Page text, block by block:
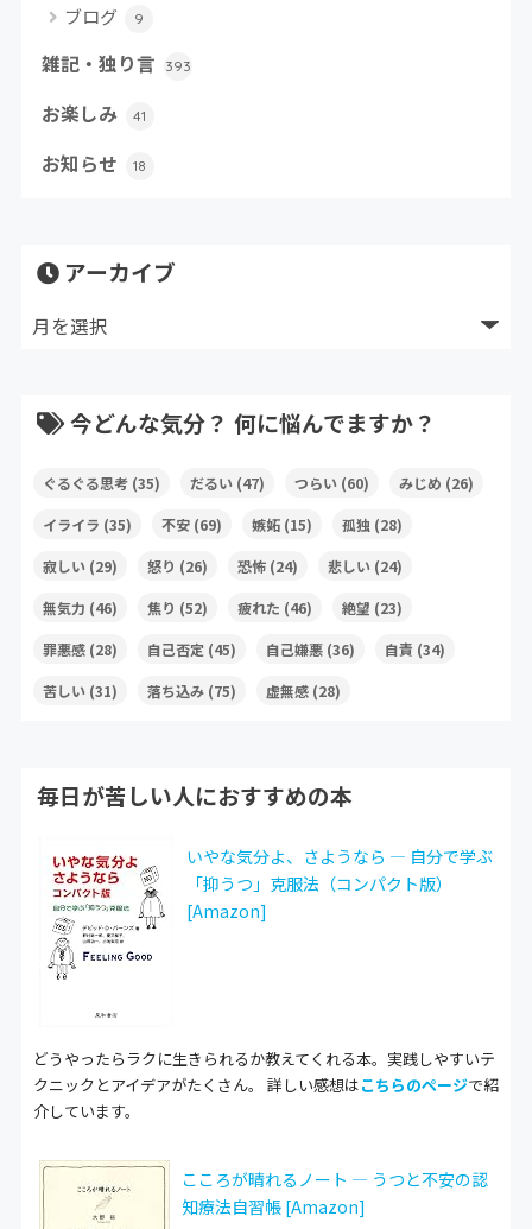
ブログ 9
雑記・独り言 393
お楽しみ 41
お知らせ 18
アーカイブ
今どんな気分？ 何に悩んでますか？
ぐるぐる思考(35) だるい(47) つらい(60) みじめ (26)
イライラ (35) 不安(69) 嫉妬(15) 孤独(28)
寂しい(29) 怒り (26) 恐怖(24) 悲しい(24)
無気力 (46) 焦り (52) 疲れた (46) 絶望 (23)
罪悪感(28) 自己否定(45) 自己嫌悪(36) 自責 (34)
苦しい(31) 落ち込み(75) 虚無感(28)
毎日が苦しい人におすすめの本
いやな気分よ、さようなら ― 自分で学ぶ
「抑うつ」克服法（コンパクト版）
[Amazon]
どうやったらラクに生きられるか教えてくれる本。実践しやすいテ
クニックとアイデアがたくさん。 詳しい感想はこちらのページで紹
介しています。
こころが晴れるノート ― うつと不安の認
知療法自習帳 [Amazon]